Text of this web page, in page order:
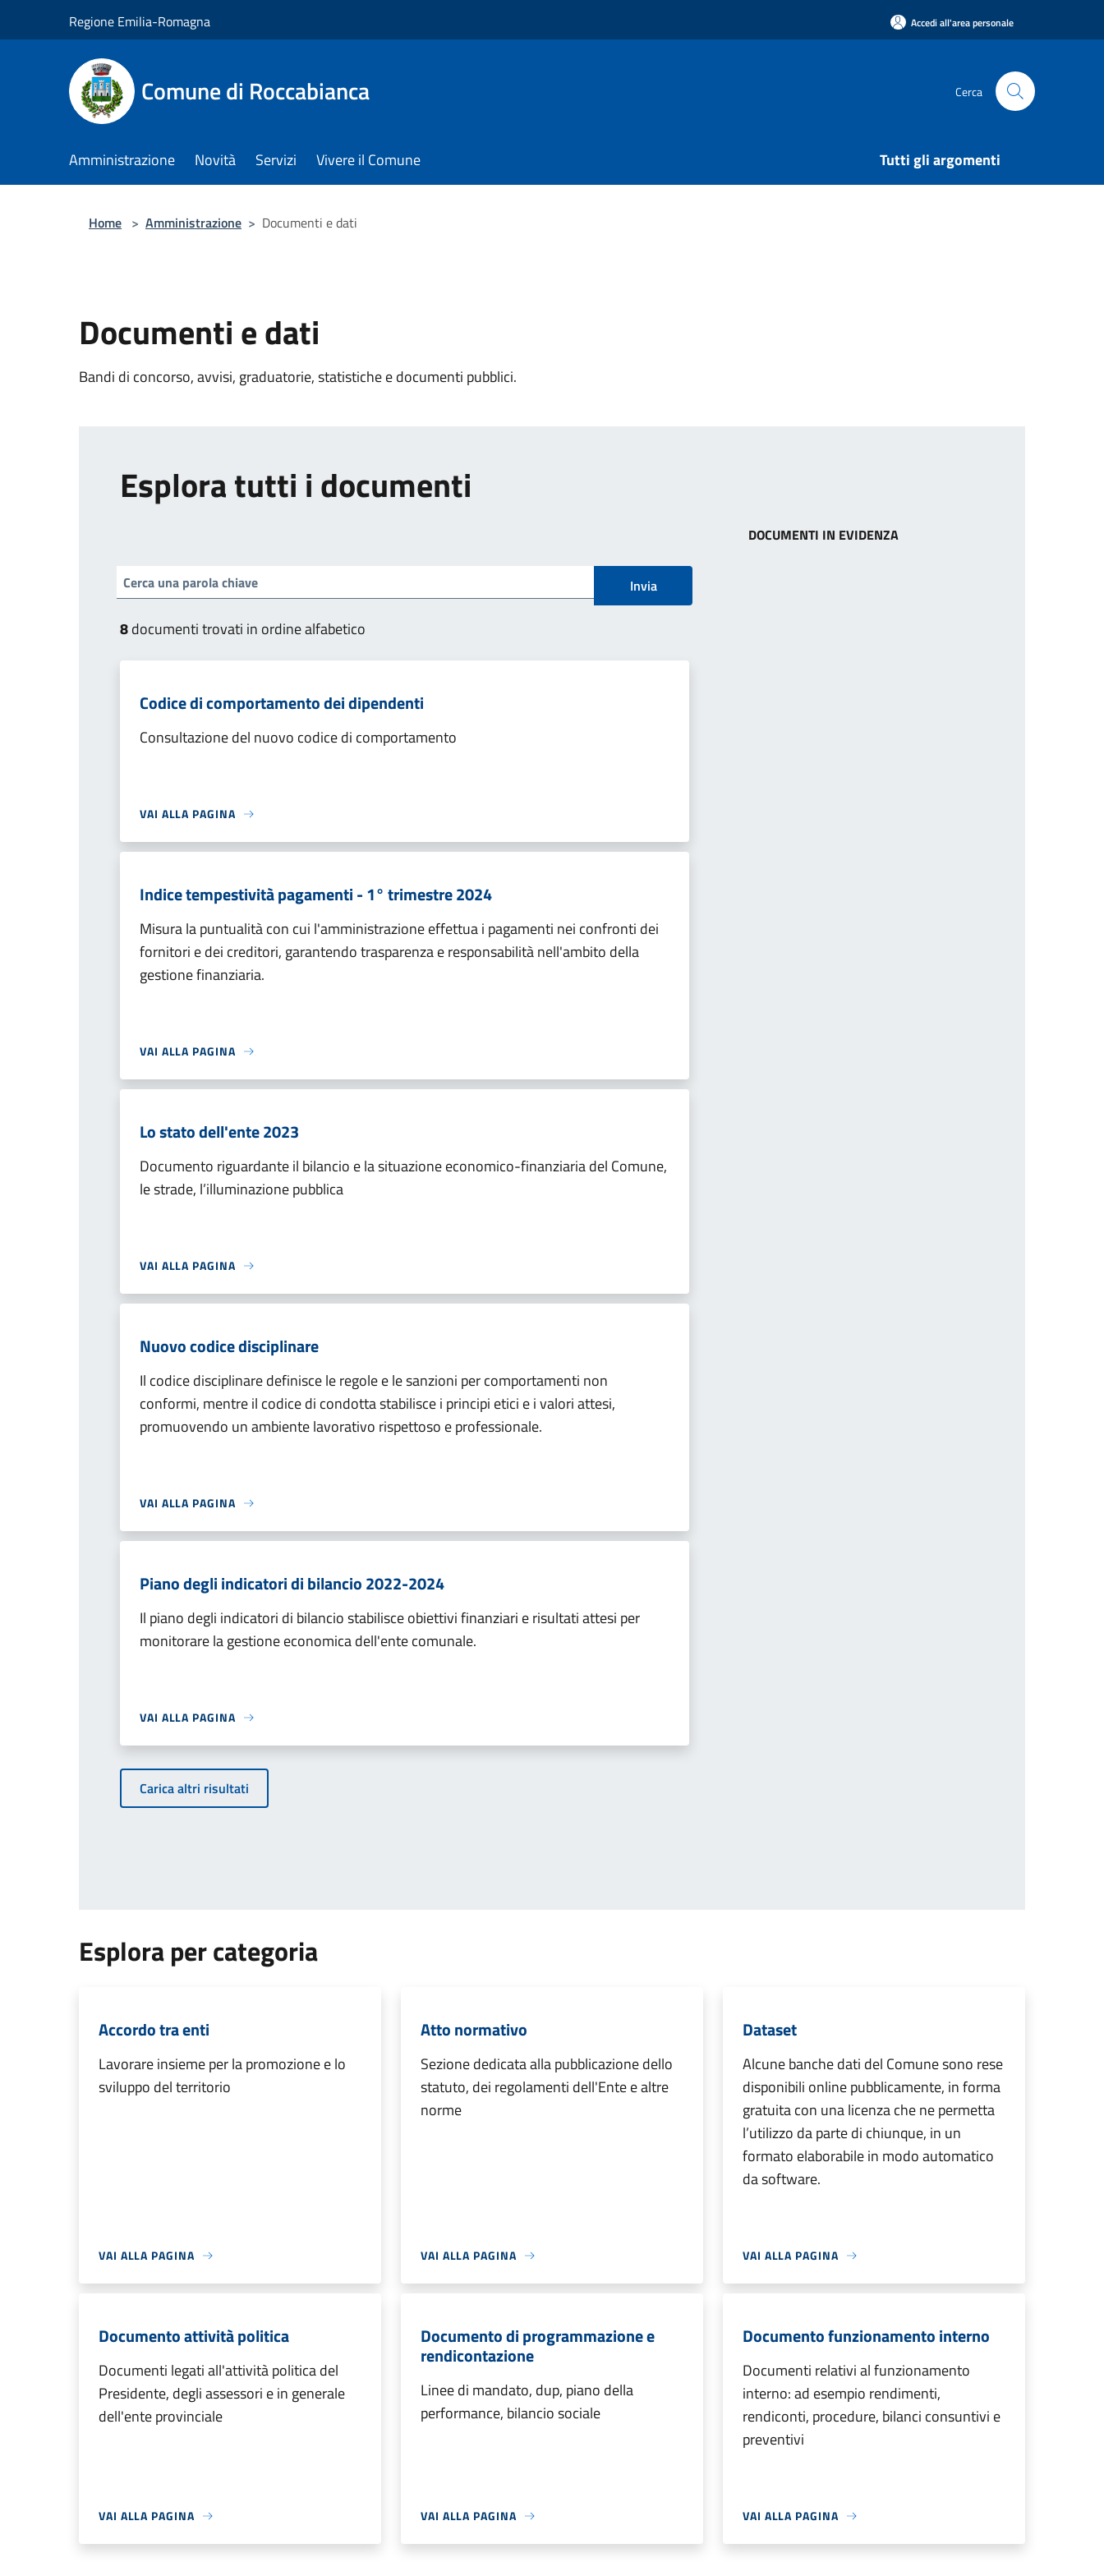
Regione Emilia-Romagna Accedi all'area personale
Comune di Roccabianca Cerca
Amministrazione Novità Servizi Vivere il Comune Tutti gli argomenti
Home > Amministrazione > Documenti e dati
Documenti e dati
Bandi di concorso, avvisi, graduatorie, statistiche e documenti pubblici.
Esplora tutti i documenti
Invia
8documenti trovati in ordine alfabetico
Codice di comportamento dei dipendenti
Consultazione del nuovo codice di comportamento
VAI ALLA PAGINA
Indice tempestività pagamenti - 1° trimestre 2024
Misura la puntualità con cui l'amministrazione effettua i pagamenti nei confronti dei
fornitori e dei creditori, garantendo trasparenza e responsabilità nell'ambito della
gestione finanziaria.
VAI ALLA PAGINA
Lo stato dell'ente 2023
Documento riguardante il bilancio e la situazione economico-finanziaria del Comune,
le strade, l’illuminazione pubblica
VAI ALLA PAGINA
Nuovo codice disciplinare
Il codice disciplinare definisce le regole e le sanzioni per comportamenti non
conformi, mentre il codice di condotta stabilisce i principi etici e i valori attesi,
promuovendo un ambiente lavorativo rispettoso e professionale.
VAI ALLA PAGINA
Piano degli indicatori di bilancio 2022-2024
Il piano degli indicatori di bilancio stabilisce obiettivi finanziari e risultati attesi per
monitorare la gestione economica dell'ente comunale.
VAI ALLA PAGINA
Carica altri risultati
DOCUMENTI IN EVIDENZA
Esplora per categoria
Accordo tra enti
Lavorare insieme per la promozione e lo
sviluppo del territorio
VAI ALLA PAGINA
Atto normativo
Sezione dedicata alla pubblicazione dello
statuto, dei regolamenti dell'Ente e altre
norme
VAI ALLA PAGINA
Dataset
Alcune banche dati del Comune sono rese
disponibili online pubblicamente, in forma
gratuita con una licenza che ne permetta
l’utilizzo da parte di chiunque, in un
formato elaborabile in modo automatico
da software.
VAI ALLA PAGINA
Documento attività politica
Documenti legati all'attività politica del
Presidente, degli assessori e in generale
dell'ente provinciale
VAI ALLA PAGINA
Documento di programmazione e
rendicontazione
Linee di mandato, dup, piano della
performance, bilancio sociale
VAI ALLA PAGINA
Documento funzionamento interno
Documenti relativi al funzionamento
interno: ad esempio rendimenti,
rendiconti, procedure, bilanci consuntivi e
preventivi
VAI ALLA PAGINA